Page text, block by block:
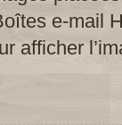
e-mail
afficher